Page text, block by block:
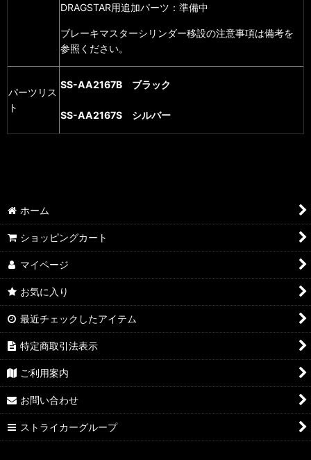
DRAGSTAR用追加パーツ：準備中
ブレーキマスターシリンダー移設の注意事項は備考を
参照ください。
パーツリス
ト
SS-AA2167B ブラック
SS-AA2167S シルバー
ホーム
ショッピングカート
マイページ
お気に入り
最近チェックしたアイテム
特定商取引法表示
ご利用案内
お問い合わせ
ストライカーグループ